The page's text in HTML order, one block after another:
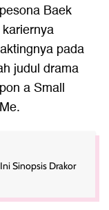
Baek
pada
judul drama
a Small
Sinopsis Drakor